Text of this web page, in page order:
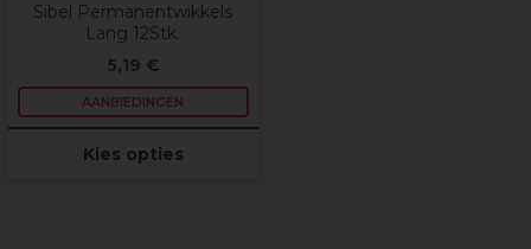
Sibel Permanentwikkels
Lang 12Stk.
5,19 €
AANBIEDINGEN
Kies opties